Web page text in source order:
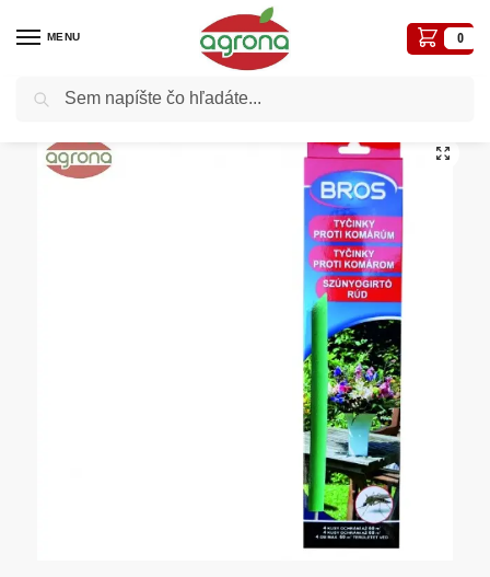
MENU 0
Domov Plašiče a lapače / BROS Tyčinky proti komárom 4ks